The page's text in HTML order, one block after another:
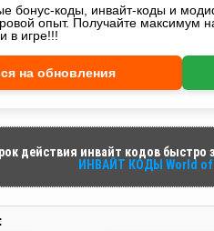
бонус-коды, инвайт-коды и
опыт. Получайте максимум
в игре!!!
на обновления
действия инвайт кодов быстро
ИНВАЙТ КОДЫ World